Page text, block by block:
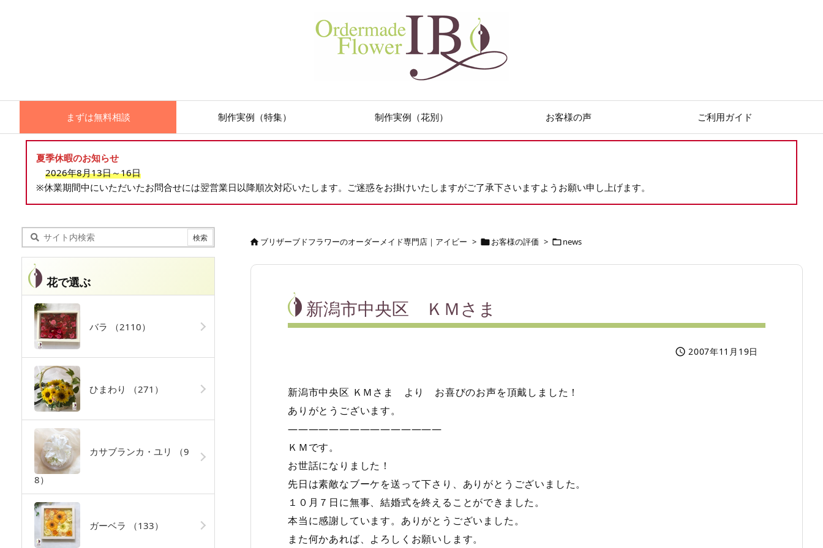
まずは無料相談 制作実例（特集） 制作実例（花別） お客様の声 ご利用ガイド
夏季休暇のお知らせ
2026年8月13日～16日
※休業期間中にいただいたお問合せには翌営業日以降順次対応いたします。ご迷惑をお掛けいたしますがご了承下さいますようお願い申し上げます。
ブリザーブドフラワーのオーダーメイド専門店｜アイビー > お客様の評価 > news
新潟市中央区 ＫＭさま
 2007年11月19日
新潟市中央区 ＫＭさま より お喜びのお声を頂戴しました！
ありがとうございます。
———————————————
ＫＭです。
お世話になりました！
先日は素敵なブーケを送って下さり、ありがとうございました。
１０月７日に無事、結婚式を終えることができました。
本当に感謝しています。ありがとうございました。
また何かあれば、よろしくお願いします。
花で選ぶ
バラ （2110）
ひまわり （271）
カサブランカ・ユリ （9
8）
ガーベラ （133）